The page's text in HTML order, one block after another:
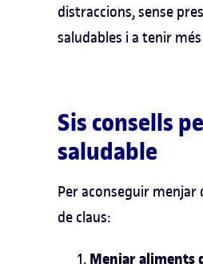
distraccions, sense
saludables i a tenir
Sis consells
saludable
Per aconseguir menjar
de claus:
Menjar aliments